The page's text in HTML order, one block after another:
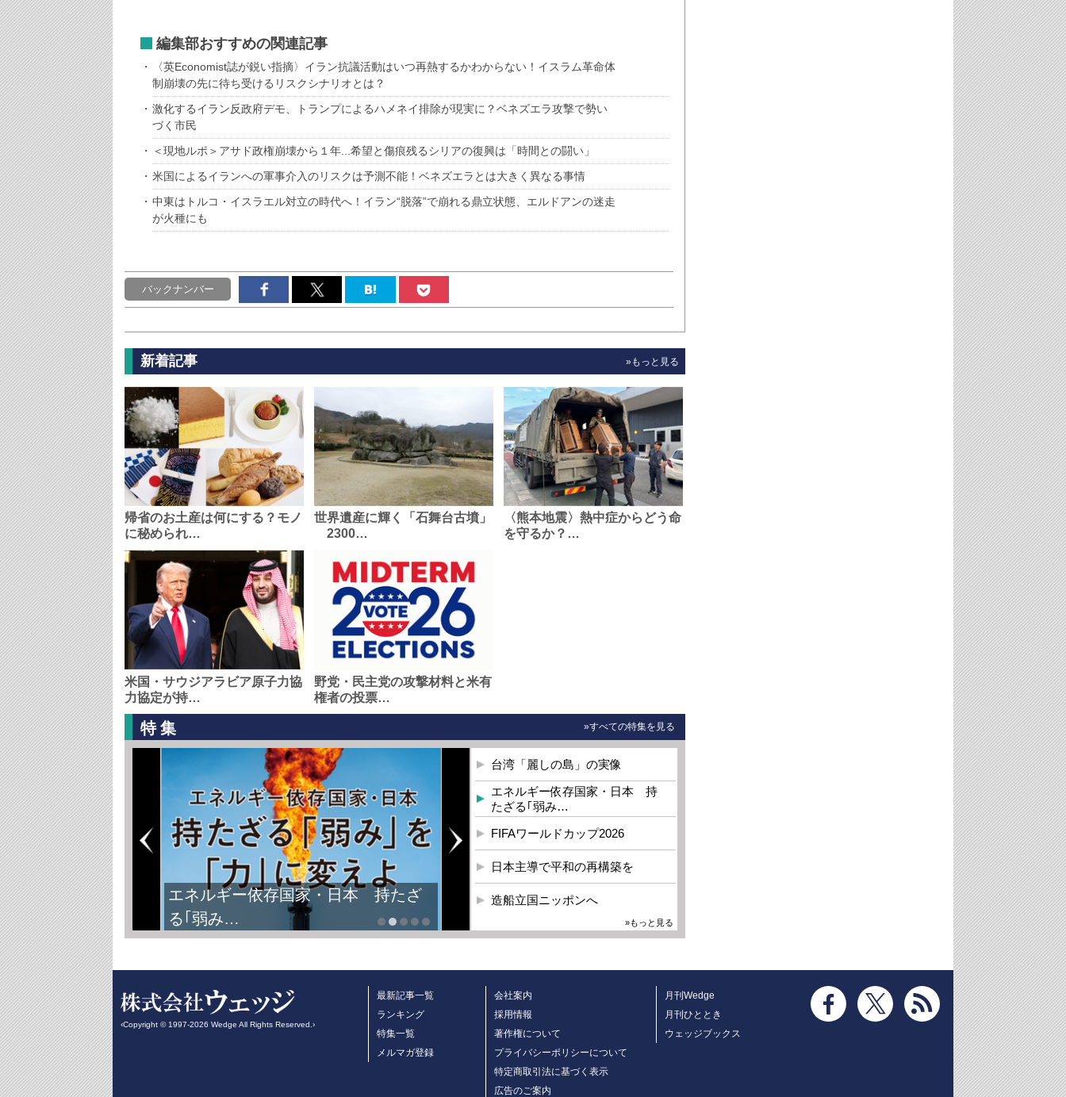
編集部おすすめの関連記事
〈英Economist誌が鋭い指摘〉イラン抗議活動はいつ再熱するかわからない！イスラム革命体
制崩壊の先に待ち受けるリスクシナリオとは？
激化するイラン反政府デモ、トランプによるハメネイ排除が現実に？ベネズエラ攻撃で勢い
づく市民
＜現地ルポ＞アサド政権崩壊から１年...希望と傷痕残るシリアの復興は「時間との闘い」
米国によるイランへの軍事介入のリスクは予測不能！ベネズエラとは大きく異なる事情
中東はトルコ・イスラエル対立の時代へ！イラン“脱落”で崩れる鼎立状態、エルドアンの迷走
が火種にも
バックナンバー
新着記事 »もっと見る
帰省のお土産は何にする？モノ
に秘められ…
世界遺産に輝く「石舞台古墳」
2300…
〈熊本地震〉熱中症からどう命
を守るか？…
米国・サウジアラビア原子力協
力協定が持…
野党・民主党の攻撃材料と米有
権者の投票…
特集 »すべての特集を見る
エネルギー依存国家・日本 持たざ
る｢弱み…
台湾「麗しの島」の実像
エネルギー依存国家・日本 持
たざる｢弱み…
FIFAワールドカップ2026
日本主導で平和の再構築を
造船立国ニッポンへ
»もっと見る
‹Copyright © 1997-2026 Wedge All Rights Reserved.›
最新記事一覧
ランキング
特集一覧
メルマガ登録
会社案内
採用情報
著作権について
プライバシーポリシーについて
特定商取引法に基づく表示
広告のご案内
月刊Wedge
月刊ひととき
ウェッジブックス